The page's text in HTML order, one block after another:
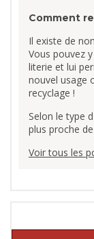
Comment
Il existe de
Vous pouvez
literie et lui
nouvel usage
recyclage !
Selon le type
plus proche
Voir tous les